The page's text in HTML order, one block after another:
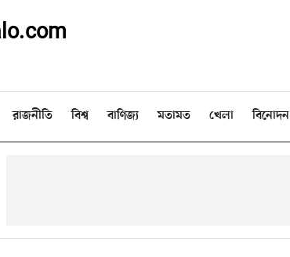
রাজনীতি বিশ্ব বাণিজ্য মতামত খেলা বিনোদন